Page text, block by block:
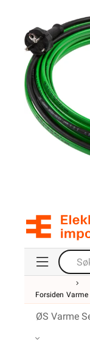
Forsiden Varme
ØS Varme